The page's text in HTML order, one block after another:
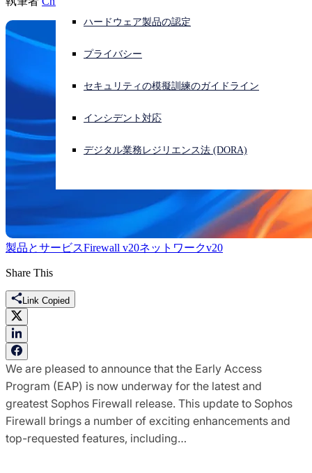
サイバー攻撃を受けている場合、連絡先はこちら
サインイン
Open search
Open language switcher
ハードウェア製品の認定
プライバシー
セキュリティの模擬訓練のガイドライン
インシデント対応
デジタル業務レジリエンス法 (DORA)
製品とサービスFirewall v20ネットワークv20
Share This
Link Copied
We are pleased to announce that the Early Access
Program (EAP) is now underway for the latest and
greatest Sophos Firewall release. This update to Sophos
Firewall brings a number of exciting enhancements and
top-requested features, including…